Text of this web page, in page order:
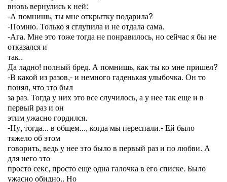
вновь вернулись к ней:
-А помнишь, ты мне открытку подарила?
-Помню. Только я сглупила и не отдала сама.
-Ага. Мне это тоже тогда не понравилось, но сейчас я бы не
отказался и
так..
Да ладно! полный бред. А помнишь, как ты ко мне пришел?
-В какой из разов,- и немного гаденькая улыбочка. Он то
понял, что это был
за раз. Тогда у них это все случилось, а у нее так еще и в
первый раз и он
этим ужасно гордился.
-Ну, тогда... в общем..., когда мы переспали.- Ей было
тяжело об этом
говорить, ведь у нее это было в первый раз и по любви. А
для него это
просто секс, просто еще одна галочка в его списке. Было
ужасно обидно.. Но